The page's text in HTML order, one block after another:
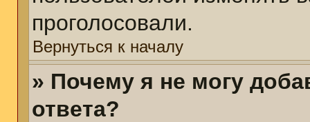
проголосовали.
Вернуться к началу
» Почему я не могу
ответа?